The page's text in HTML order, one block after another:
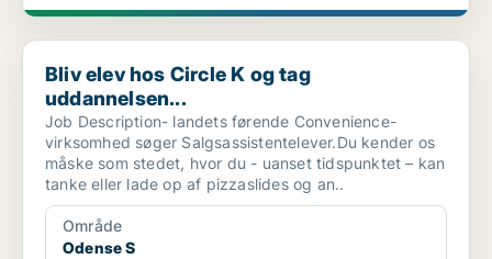
Bliv elev hos Circle K og tag uddannelsen...
Bliv elev hos Circle K og tag
uddannelsen...
Job Description- landets førende Convenience-
virksomhed søger Salgsassistentelever.Du kender os
måske som stedet, hvor du - uanset tidspunktet – kan
tanke eller lade op af pizzaslides og an..
Område
Odense S